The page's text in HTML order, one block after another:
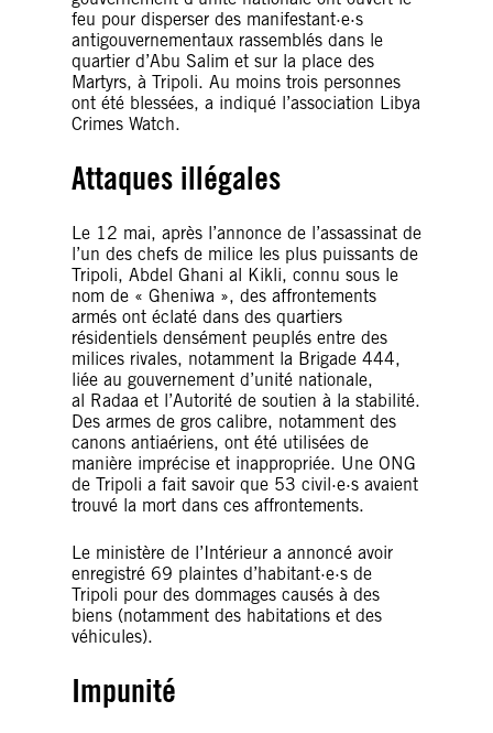
feu pour disperser des manifestant·e·s
antigouvernementaux rassemblés dans le
quartier d’Abu Salim et sur la place des
Martyrs, à Tripoli. Au moins trois personnes
ont été blessées, a indiqué l’association Libya
Crimes Watch.
Attaques illégales
Le 12 mai, après l’annonce de l’assassinat de
l’un des chefs de milice les plus puissants de
Tripoli, Abdel Ghani al Kikli, connu sous le
nom de « Gheniwa », des affrontements
armés ont éclaté dans des quartiers
résidentiels densément peuplés entre des
milices rivales, notamment la Brigade 444,
liée au gouvernement d’unité nationale,
al Radaa et l’Autorité de soutien à la stabilité.
Des armes de gros calibre, notamment des
canons antiaériens, ont été utilisées de
manière imprécise et inappropriée. Une ONG
de Tripoli a fait savoir que 53 civil·e·s avaient
trouvé la mort dans ces affrontements.
Le ministère de l’Intérieur a annoncé avoir
enregistré 69 plaintes d’habitant·e·s de
Tripoli pour des dommages causés à des
biens (notamment des habitations et des
véhicules).
Impunité